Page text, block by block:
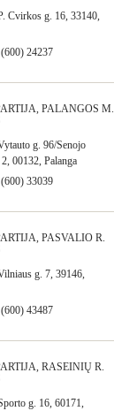
Cvirkos g. 16, 33140,
24237
PALANGOS M.
g. 96/Senojo
00132, Palanga
33039
PASVALIO R.
g. 7, 39146,
43487
RASEINIŲ R.
g. 16, 60171,